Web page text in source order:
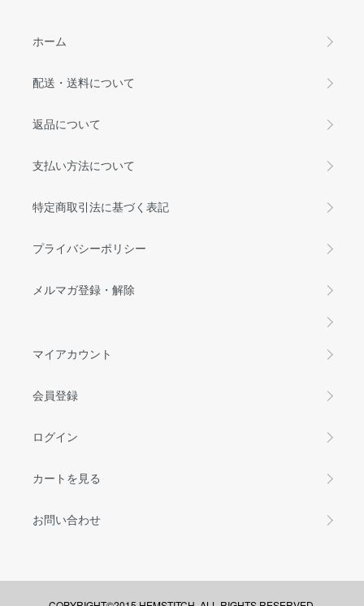
ホーム
配送・送料について
返品について
支払い方法について
特定商取引法に基づく表記
プライバシーポリシー
メルマガ登録・解除
マイアカウント
会員登録
ログイン
カートを見る
お問い合わせ